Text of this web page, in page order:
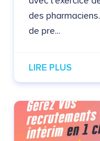
des
de pre...
LIRE PLUS